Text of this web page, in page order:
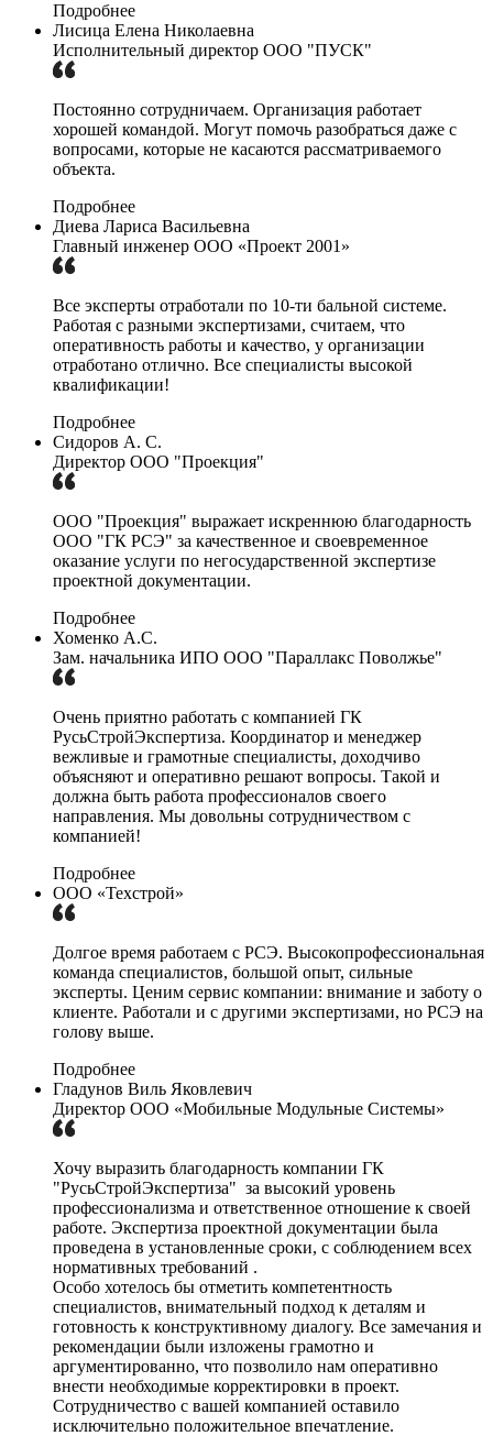
Подробнее
Лисица Елена Николаевна
Исполнительный директор ООО "ПУСК"
Постоянно сотрудничаем. Организация работает
хорошей командой. Могут помочь разобраться даже с
вопросами, которые не касаются рассматриваемого
объекта.
Подробнее
Диева Лариса Васильевна
Главный инженер ООО «Проект 2001»
Все эксперты отработали по 10-ти бальной системе.
Работая с разными экспертизами, считаем, что
оперативность работы и качество, у организации
отработано отлично. Все специалисты высокой
квалификации!
Подробнее
Сидоров А. С.
Директор ООО "Проекция"
ООО "Проекция" выражает искреннюю благодарность
ООО "ГК РСЭ" за качественное и своевременное
оказание услуги по негосударственной экспертизе
проектной документации.
Подробнее
Хоменко А.С.
Зам. начальника ИПО ООО "Параллакс Поволжье"
Очень приятно работать с компанией ГК
РусьСтройЭкспертиза. Координатор и менеджер
вежливые и грамотные специалисты, доходчиво
объясняют и оперативно решают вопросы. Такой и
должна быть работа профессионалов своего
направления. Мы довольны сотрудничеством с
компанией!
Подробнее
ООО «Техстрой»
Долгое время работаем с РСЭ. Высокопрофессиональная
команда специалистов, большой опыт, сильные
эксперты. Ценим сервис компании: внимание и заботу о
клиенте. Работали и с другими экспертизами, но РСЭ на
голову выше.
Подробнее
Гладунов Виль Яковлевич
Директор ООО «Мобильные Модульные Системы»
Хочу выразить благодарность компании ГК
"РусьСтройЭкспертиза" за высокий уровень
профессионализма и ответственное отношение к своей
работе. Экспертиза проектной документации была
проведена в установленные сроки, с соблюдением всех
нормативных требований .
Особо хотелось бы отметить компетентность
специалистов, внимательный подход к деталям и
готовность к конструктивному диалогу. Все замечания и
рекомендации были изложены грамотно и
аргументированно, что позволило нам оперативно
внести необходимые корректировки в проект.
Сотрудничество с вашей компанией оставило
исключительно положительное впечатление.